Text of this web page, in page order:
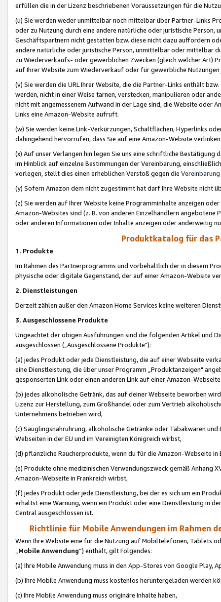
erfüllen die in der Lizenz beschriebenen Voraussetzungen für die
(u) Sie werden weder unmittelbar noch mittelbar über Partner-Links
oder zu Nutzung durch eine andere natürliche oder juristische
Geschäftspartnern nicht gestatten bzw. diese nicht dazu auffordern
andere natürliche oder juristische Person, unmittelbar oder mittelbar
zu Wiederverkaufs- oder gewerblichen Zwecken (gleich welcher Art)
auf Ihrer Website zum Wiederverkauf oder für gewerbliche
(v) Sie werden die URL Ihrer Website, die die Partner-Links enthält
werden, nicht in einer Weise tarnen, verstecken, manipulieren oder
nicht mit angemessenem Aufwand in der Lage sind, die Website oder
Links eine Amazon-Website aufruft.
(w) Sie werden keine Link-Verkürzungen, Schaltflächen, Hyperlinks
dahingehend hervorrufen, dass Sie auf eine Amazon-Website
(x) Auf unser Verlangen hin legen Sie uns eine schriftliche
im Hinblick auf einzelne Bestimmungen der Vereinbarung,
vorlegen, stellt dies einen erheblichen Verstoß gegen die Vereinbarung
(y) Sofern Amazon dem nicht zugestimmt hat darf Ihre Website nicht
(z) Sie werden auf Ihrer Website keine Programminhalte anzeigen
Amazon-Websites sind (z. B. von anderen Einzelhändlern
oder anderen Informationen oder Inhalte anzeigen oder anderweitig
Produktkatalog für das
1. Produkte
Im Rahmen des Partnerprogramms und vorbehaltlich der in diesem
physische oder digitale Gegenstand, der auf einer Amazon-Website
2. Dienstleistungen
Derzeit zählen außer den Amazon Home Services keine weiteren
3. Ausgeschlossene Produkte
Ungeachtet der obigen Ausführungen sind die folgenden Artikel und
ausgeschlossen („Ausgeschlossene Produkte"):
(a) jedes Produkt oder jede Dienstleistung, die auf einer Webseite
eine Dienstleistung, die über unser Programm „Produktanzeigen"
gesponserten Link oder einen anderen Link auf einer Amazon-
(b) jedes alkoholische Getränk, das auf deiner Webseite beworben
Lizenz zur Herstellung, zum Großhandel oder zum Vertrieb
Unternehmens betrieben wird,
(c) Säuglingsnahruhrung, alkoholische Getränke oder Tabakwaren
Webseiten in der EU und im Vereinigten Königreich wirbst,
(d) pflanzliche Raucherprodukte, wenn du für die Amazon-Webseite in
(e) Produkte ohne medizinischen Verwendungszweck gemäß Anhang
Amazon-Webseite in Frankreich wirbst,
(f) jedes Produkt oder jede Dienstleistung, bei der es sich um ein
erhältst eine Warnung, wenn ein Produkt oder eine Dienstleistung in
Central ausgeschlossen ist.
Richtlinie für Mobile Anwendungen im Rahmen
Wenn Ihre Website eine für die Nutzung auf Mobiltelefonen, Tablets
„Mobile Anwendung“) enthält, gilt Folgendes:
(a) Ihre Mobile Anwendung muss in den App-Stores von Google Play,
(b) Ihre Mobile Anwendung muss kostenlos heruntergeladen werden
(c) Ihre Mobile Anwendung muss originäre Inhalte haben,